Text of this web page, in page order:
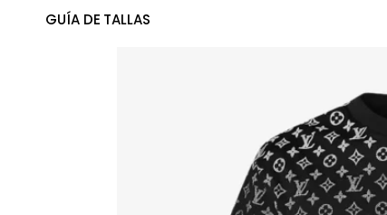
GUÍA DE TALLAS